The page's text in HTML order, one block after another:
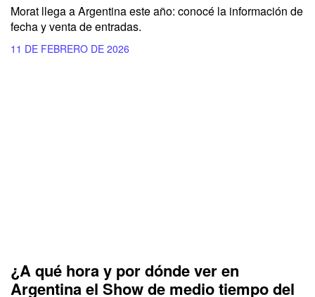
Morat llega a Argentina este año: conocé la información de
fecha y venta de entradas.
11 DE FEBRERO DE 2026
¿A qué hora y por dónde ver en
Argentina el Show de medio tiempo del